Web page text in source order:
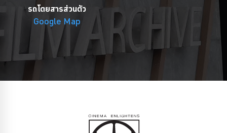
รถโดยสารส่วนตัว
Google Map